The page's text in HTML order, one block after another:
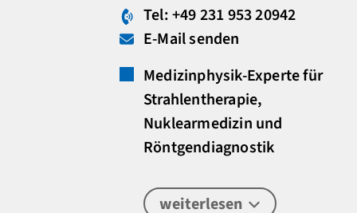
Tel: +49 231 953 20942
E-Mail senden
Medizinphysik-Experte für
Strahlentherapie,
Nuklearmedizin und
Röntgendiagnostik
weiterlesen